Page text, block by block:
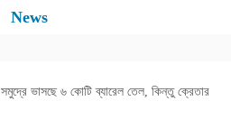
News
সমুদ্রে ভাসছে ৬ কোটি ব্যারেল তেল, কিন্তু ক্রেতার